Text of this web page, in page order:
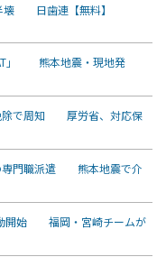
壊 日歯連【無料】
」 熊本地震・現地発
除で周知 厚労省、対応保
専門職派遣 熊本地震で介
動開始 福岡・宮崎チームが